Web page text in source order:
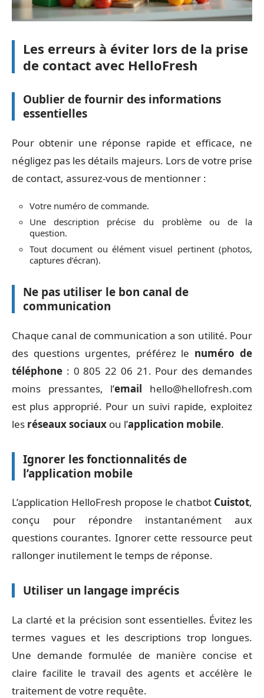
Les erreurs à éviter lors de la prise
de contact avec HelloFresh
Oublier de fournir des informations
essentielles
Pour obtenir une réponse rapide et efficace, ne
négligez pas les détails majeurs. Lors de votre prise
de contact, assurez-vous de mentionner :
Votre numéro de commande.
Une description précise du problème ou de la
question.
Tout document ou élément visuel pertinent (photos,
captures d’écran).
Ne pas utiliser le bon canal de
communication
Chaque canal de communication a son utilité. Pour
des questions urgentes, préférez le numéro de
téléphone : 0 805 22 06 21. Pour des demandes
moins pressantes, l’email
hello@hellofresh.com
est plus approprié. Pour un suivi rapide, exploitez
les réseaux sociaux ou l’application mobile.
Ignorer les fonctionnalités de
l’application mobile
L’application HelloFresh propose le chatbot Cuistot,
conçu pour répondre instantanément aux
questions courantes. Ignorer cette ressource peut
rallonger inutilement le temps de réponse.
Utiliser un langage imprécis
La clarté et la précision sont essentielles. Évitez les
termes vagues et les descriptions trop longues.
Une demande formulée de manière concise et
claire facilite le travail des agents et accélère le
traitement de votre requête.